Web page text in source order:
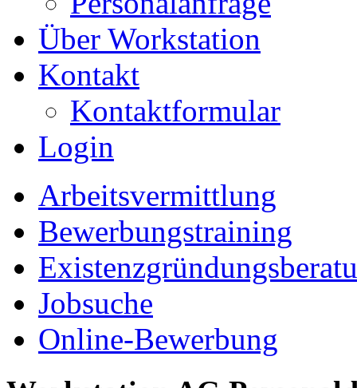
Über Workstation
Kontakt
Kontaktformular
Login
Arbeitsvermittlung
Bewerbungstraining
Jobsuche
Online-Bewerbung